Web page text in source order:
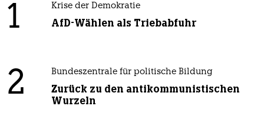
1 Krise der Demokratie
AfD-Wählen als Triebabfuhr
2 Bundeszentrale für politische Bildung
Zurück zu den antikommunistischen
Wurzeln